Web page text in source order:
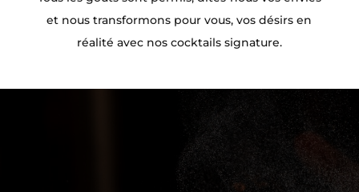
et nous transformons pour vous, vos désirs en
réalité avec nos cocktails signature.